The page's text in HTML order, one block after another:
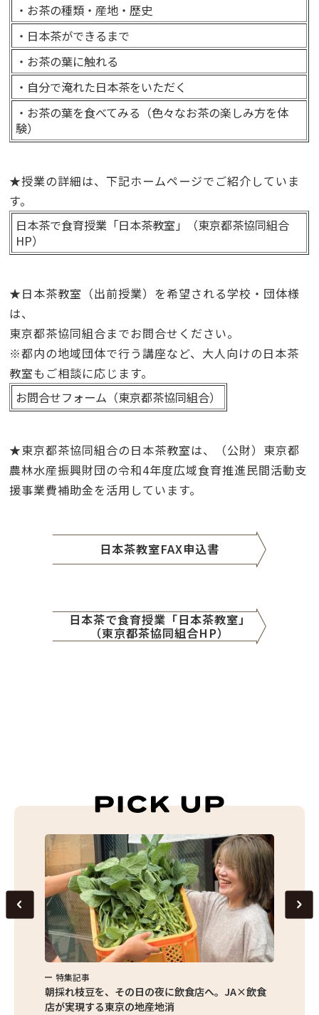
・お茶の種類・産地・歴史
・日本茶ができるまで
・お茶の葉に触れる
・自分で淹れた日本茶をいただく
・お茶の葉を食べてみる（色々なお茶の楽しみ方を体
験）
★授業の詳細は、下記ホームページでご紹介していま
す。
日本茶で食育授業「日本茶教室」（東京都茶協同組合
HP）
★日本茶教室（出前授業）を希望される学校・団体様
は、
東京都茶協同組合までお問合せください。
※都内の地域団体で行う講座など、大人向けの日本茶
教室もご相談に応じます。
お問合せフォーム（東京都茶協同組合）
★東京都茶協同組合の日本茶教室は、（公財）東京都
農林水産振興財団の令和4年度広域食育推進民間活動支
援事業費補助金を活用しています。
日本茶教室FAX申込書
日本茶で食育授業「日本茶教室」
（東京都茶協同組合HP）
特集記事
朝採れ枝豆を、その日の夜に飲食店へ。JA×飲食
店が実現する東京の地産地消